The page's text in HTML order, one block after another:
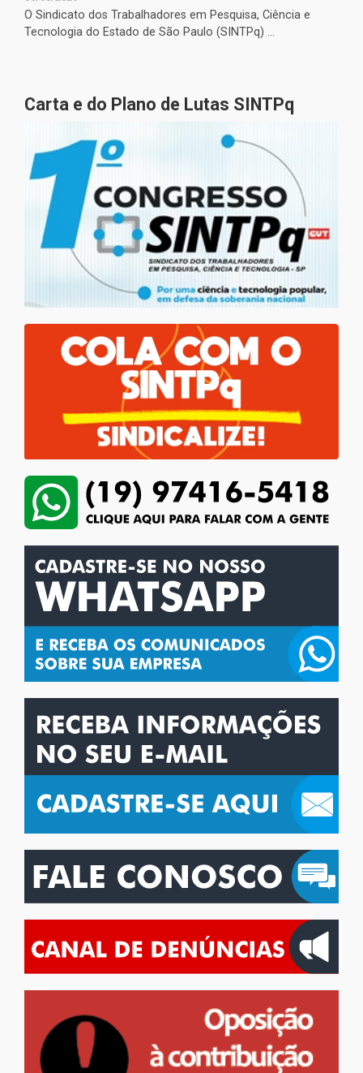
O Sindicato dos Trabalhadores em Pesquisa, Ciência e
Tecnologia do Estado de São Paulo (SINTPq) ...
Carta e do Plano de Lutas SINTPq